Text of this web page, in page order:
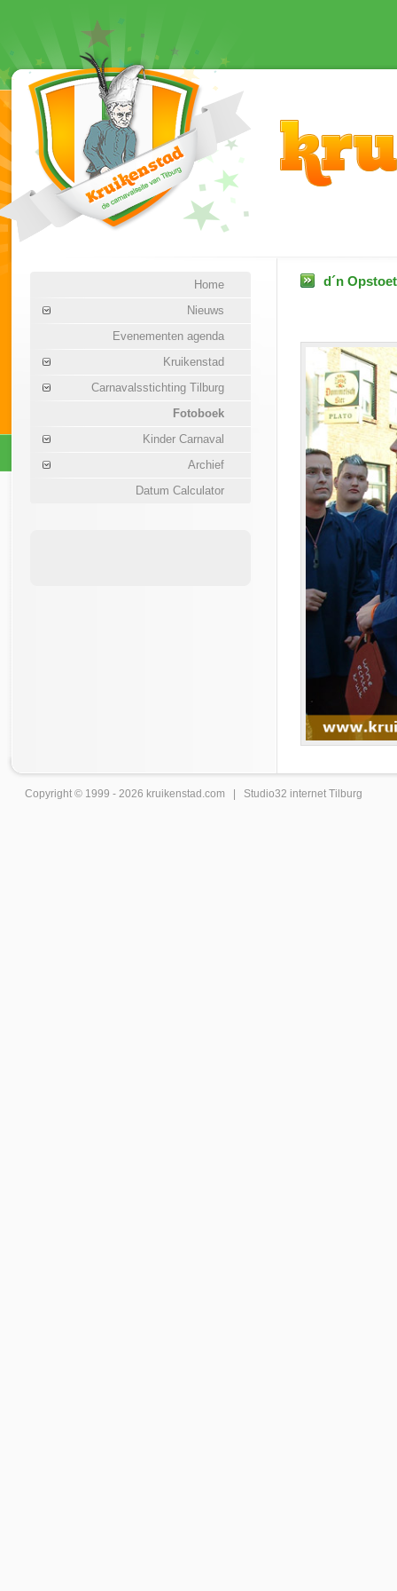
Home
Nieuws
Evenementen agenda
Kruikenstad
Carnavalsstichting Tilburg
Fotoboek
Kinder Carnaval
Archief
Datum Calculator
d´n
Copyright © 1999 - 2026 kruikenstad .com | Studio32 internet Tilburg